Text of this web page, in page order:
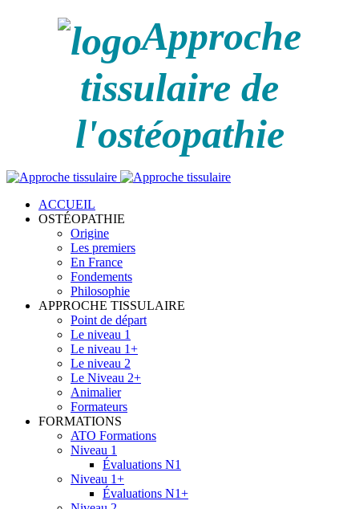
Approche
tissulaire de
l'ostéopathie
ACCUEIL
OSTÉOPATHIE
Origine
Les premiers
En France
Fondements
Philosophie
APPROCHE TISSULAIRE
Point de départ
Le niveau 1
Le niveau 1+
Le niveau 2
Le Niveau 2+
Animalier
Formateurs
FORMATIONS
ATO Formations
Niveau 1
Évaluations N1
Niveau 1+
Évaluations N1+